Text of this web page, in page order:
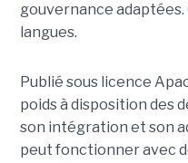
gouvernance
langues.
Publié sous licence
poids à disposition des
son intégration et son
peut fonctionner avec